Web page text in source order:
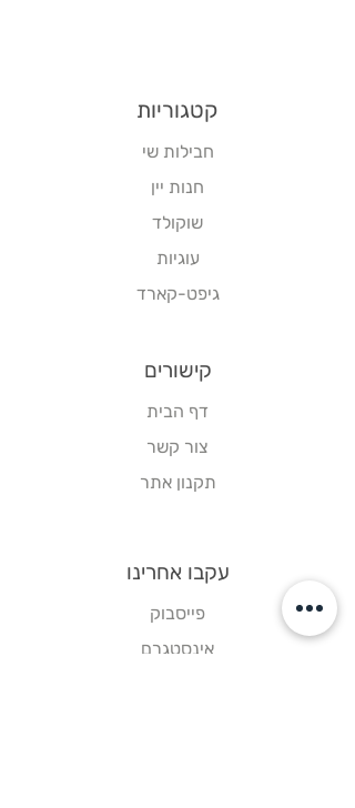
קטגוריות
חבילות שי
חנות יין
שוקולד
עוגיות
גיפט-קארד
קישורים
דף הבית
צור קשר
תקנון אתר
עקבו אחרינו
פייסבוק
אינסטגרם